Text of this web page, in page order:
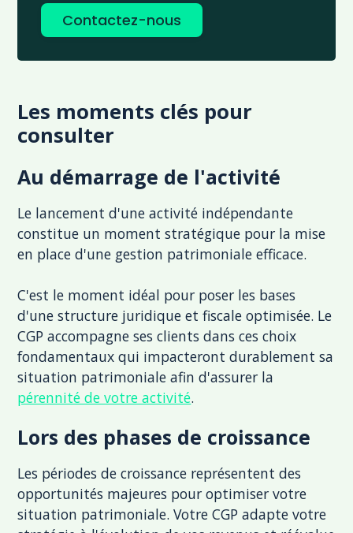
Contactez-nous
Les moments clés pour
consulter
Au démarrage de l'activité
Le lancement d'une activité indépendante
constitue un moment stratégique pour la mise
en place d'une gestion patrimoniale efficace.
C'est le moment idéal pour poser les bases
d'une structure juridique et fiscale optimisée. Le
CGP accompagne ses clients dans ces choix
fondamentaux qui impacteront durablement sa
situation patrimoniale afin d'assurer la
pérennité de votre activité.
Lors des phases de croissance
Les périodes de croissance représentent des
opportunités majeures pour optimiser votre
situation patrimoniale. Votre CGP adapte votre